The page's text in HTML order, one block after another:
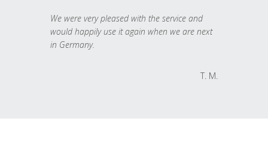
We were very pleased with the service and
would happily use it again when we are next
in Germany.
T. M.